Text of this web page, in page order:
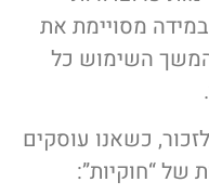
מסויימת את
השימוש כל
כשאנו עוסקים
של “חוקיות”: